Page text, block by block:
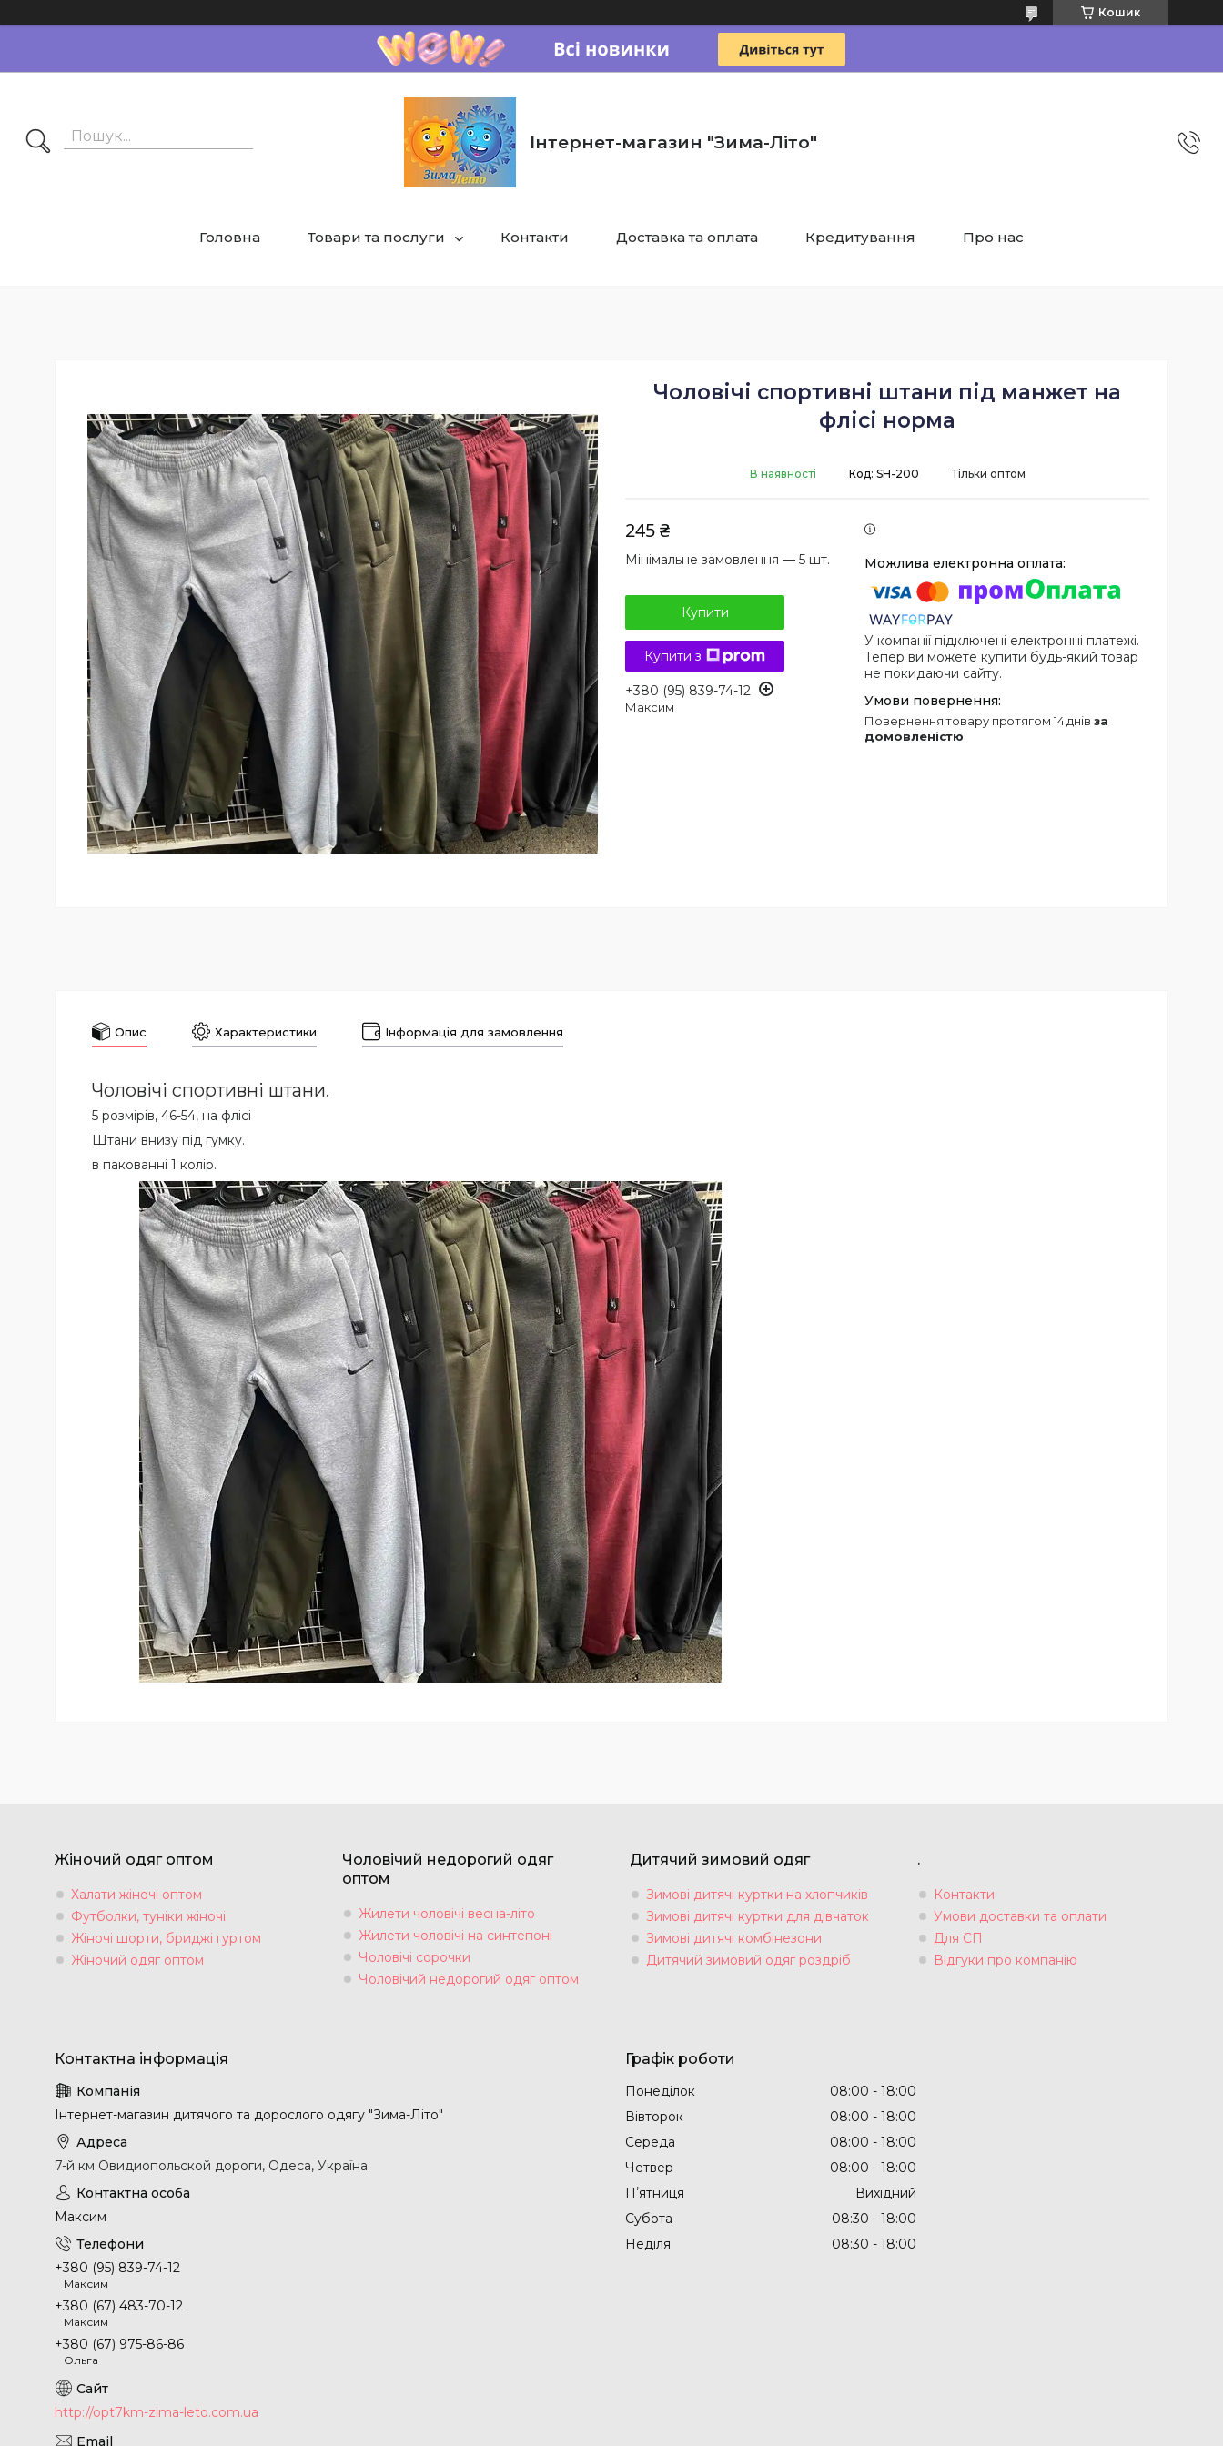
Кошик
Інтернет-магазин "Зима-Літо"
Головна Товари та послуги Контакти Доставка та оплата Кредитування Про нас
Чоловічі спортивні штани під манжет на
флісі норма
В наявності Тільки оптом
Код: SH-200
245 ₴
Мінімальне замовлення — 5 шт.
Купити
Купити з
+380 (95) 839-74-12
Максим
У компанії підключені електронні платежі.
Тепер ви можете купити будь-який товар
не покидаючи сайту.
повернення товару протягом 14 днів за
домовленістю
Опис Характеристики Інформація для замовлення
Чоловічі спортивні штани.
5 розмірів, 46-54, на флісі
Штани внизу під гумку.
в пакованні 1 колір.
Жіночий одяг оптом
Халати жіночі оптом
Футболки, туніки жіночі
Жіночі шорти, бриджі гуртом
Жіночий одяг оптом
Чоловічий недорогий одяг
оптом
Жилети чоловічі весна-літо
Жилети чоловічі на синтепоні
Чоловічі сорочки
Чоловічий недорогий одяг оптом
Дитячий зимовий одяг
Зимові дитячі куртки на хлопчиків
Зимові дитячі куртки для дівчаток
Зимові дитячі комбінезони
Дитячий зимовий одяг роздріб
.
Контакти
Умови доставки та оплати
Для СП
Відгуки про компанію
Інтернет-магазин дитячого та дорослого одягу "Зима-Літо"
7-й км Овидиопольской дороги, Одеса, Україна
Максим
+380 (95) 839-74-12
Максим
+380 (67) 483-70-12
Максим
+380 (67) 975-86-86
Ольга
http://opt7km-zima-leto.com.ua
Графік роботи
Понеділок 08:00
18:00
Вівторок
08:00
18:00
Середа
08:00
18:00
Четвер
08:00
18:00
Пʼятниця
Вихідний
Субота
08:30
18:00
Неділя
08:30 18:00